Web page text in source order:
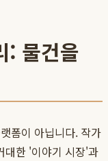
: 물건을
폼이 아닙니다. 작가
대한 '이야기 시장'과